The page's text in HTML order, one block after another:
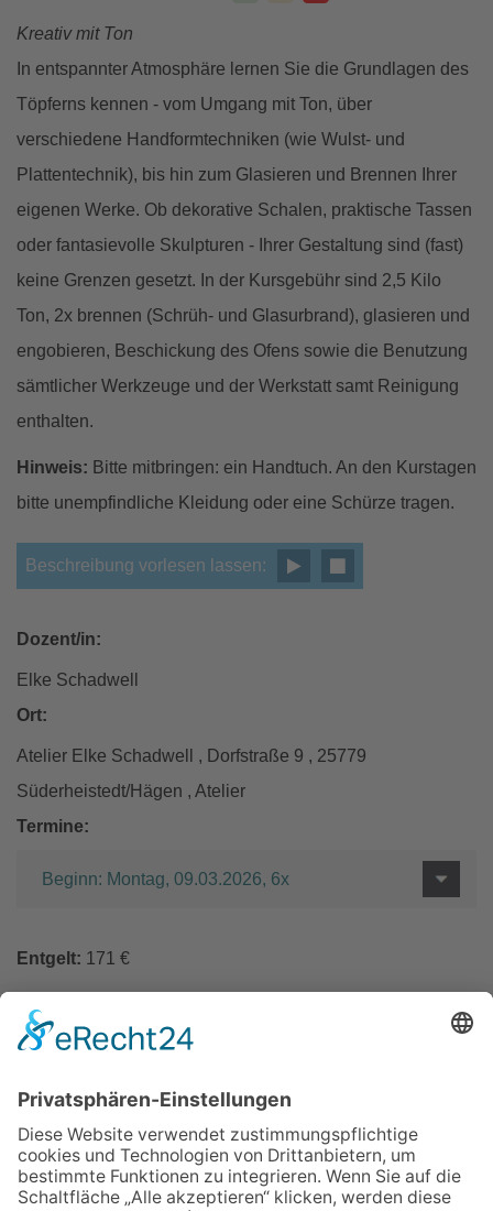
Kreativ mit Ton
In entspannter Atmosphäre lernen Sie die Grundlagen des
Töpferns kennen - vom Umgang mit Ton, über
verschiedene Handformtechniken (wie Wulst- und
Plattentechnik), bis hin zum Glasieren und Brennen Ihrer
eigenen Werke. Ob dekorative Schalen, praktische Tassen
oder fantasievolle Skulpturen - Ihrer Gestaltung sind (fast)
keine Grenzen gesetzt. In der Kursgebühr sind 2,5 Kilo
Ton, 2x brennen (Schrüh- und Glasurbrand), glasieren und
engobieren, Beschickung des Ofens sowie die Benutzung
sämtlicher Werkzeuge und der Werkstatt samt Reinigung
enthalten.
Hinweis: Bitte mitbringen: ein Handtuch. An den Kurstagen
bitte unempfindliche Kleidung oder eine Schürze tragen.
Beschreibung vorlesen lassen:
Dozent/in:
Elke Schadwell
Ort:
Atelier Elke Schadwell , Dorfstraße 9 , 25779
Süderheistedt/Hägen , Atelier
Termine:
Beginn: Montag, 09.03.2026, 6x
Entgelt: 171 €
Ton gebrannt und glasiert wird, werden bei der
Zurück